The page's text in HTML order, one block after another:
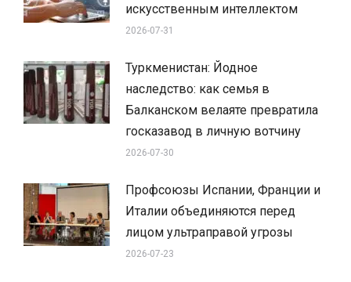
искусственным интеллектом
2026-07-31
Туркменистан: Йодное
наследство: как семья в
Балканском велаяте превратила
госказавод в личную вотчину
2026-07-30
Профсоюзы Испании, Франции и
Италии объединяются перед
лицом ультраправой угрозы
2026-07-23